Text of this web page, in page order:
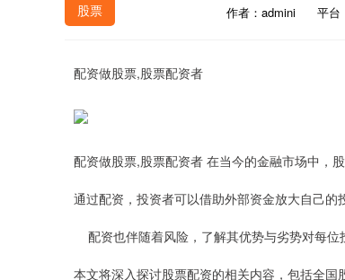
股票 作者：admini 平台
配资做股票,股票配资者
配资做股票,股票配资者 在当今的金融市场中，
通过配资，投资者可以借助外部资金放大自己的
配资也伴随着风险，了解其优势与劣势对每位
本文将深入探讨股票配资的相关内容，包括全国